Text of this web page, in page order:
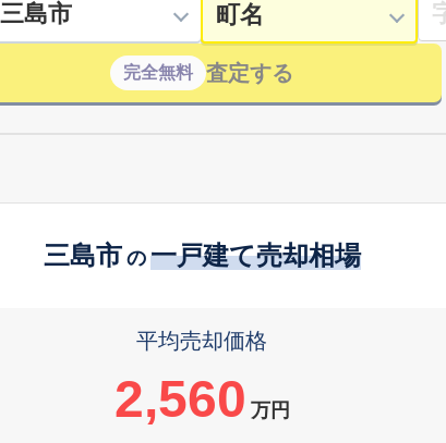
完全無料 査定する
三島市 の 一戸建て売却相場
平均売却価格
2,560 万円